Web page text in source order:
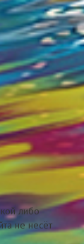
либо
не несёт